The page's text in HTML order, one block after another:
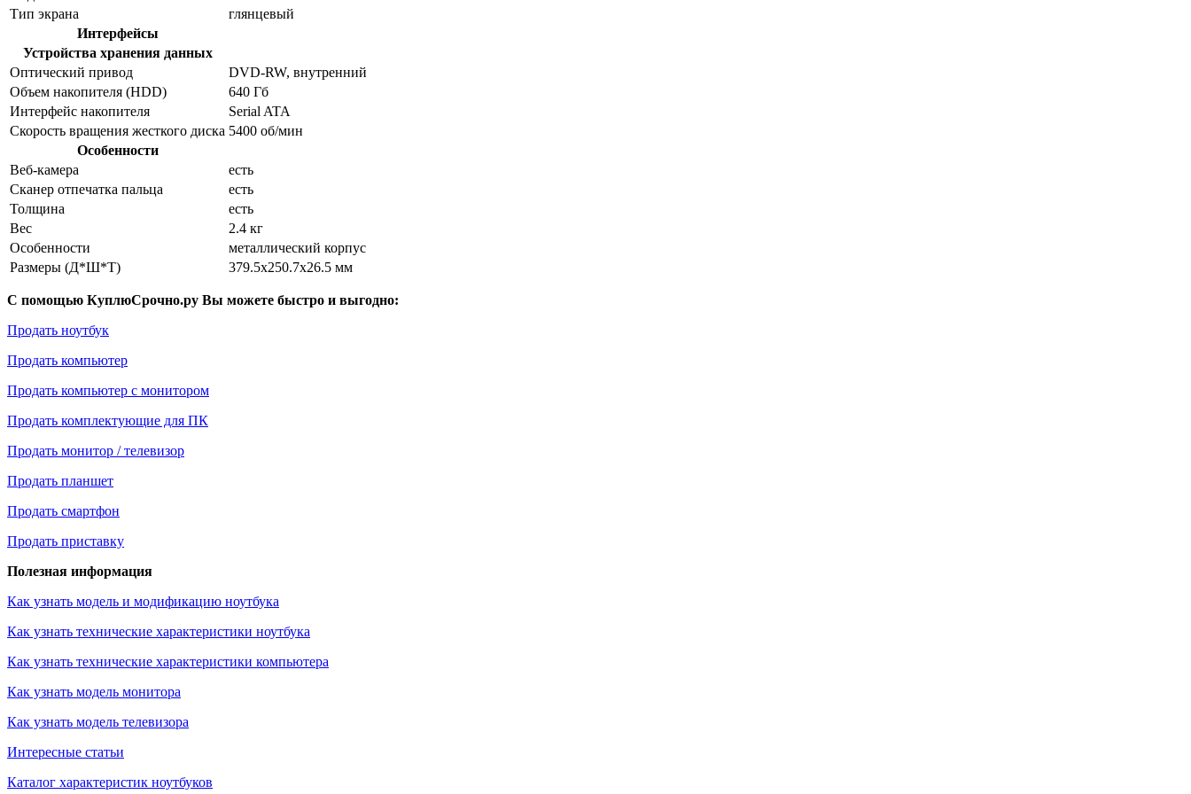
Тип экрана
глянцевый
Интерфейсы
Устройства хранения данных
Оптический привод
DVD-RW, внутренний
Объем накопителя (HDD)
640 Гб
Интерфейс накопителя
Serial ATA
Скорость вращения жесткого диска 5400 об/мин
Особенности
Веб-камера
есть
Сканер отпечатка пальца
есть
Толщина
есть
Вес
2.4 кг
Особенности
металлический корпус
Размеры (Д*Ш*Т)
379.5x250.7x26.5 мм
С помощью КуплюСрочно.ру Вы можете быстро и выгодно:
Продать ноутбук
Продать компьютер
Продать компьютер с монитором
Продать комплектующие для ПК
Продать монитор / телевизор
Продать планшет
Продать смартфон
Продать приставку
Полезная информация
Как узнать модель и модификацию ноутбука
Как узнать технические характеристики ноутбука
Как узнать технические характеристики компьютера
Как узнать модель монитора
Как узнать модель телевизора
Интересные статьи
Каталог характеристик ноутбуков